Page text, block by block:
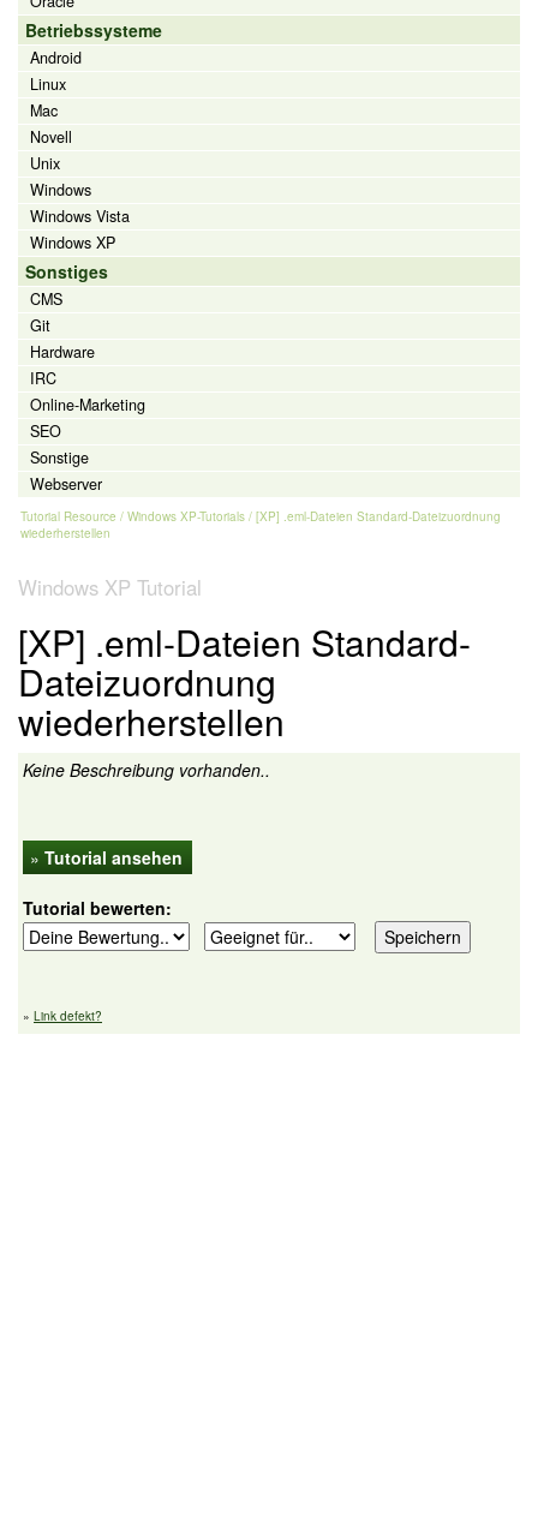
Betriebssysteme
Android
Linux
Mac
Novell
Unix
Windows
Windows Vista
Windows XP
Sonstiges
CMS
Git
Hardware
IRC
Online-Marketing
SEO
Sonstige
Webserver
Tutorial Resource / Windows XP-Tutorials / [XP] .eml-Dateien Standard-Dateizuordnung
wiederherstellen
Windows XP Tutorial
[XP] .eml-Dateien Standard-
Dateizuordnung
wiederherstellen
Keine Beschreibung vorhanden..
» Tutorial ansehen
Tutorial bewerten:
» Link defekt?